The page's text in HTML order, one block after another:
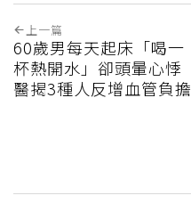
上一篇
60歲男每天起床「喝一
杯熱開水」卻頭暈心悸
醫揭3種人反增血管負擔